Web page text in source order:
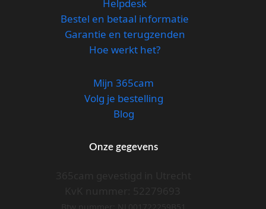
Helpdesk
Bestel en betaal informatie
Garantie en terugzenden
Hoe werkt het?
Mijn 365cam
Volg je bestelling
Blog
Onze gegevens